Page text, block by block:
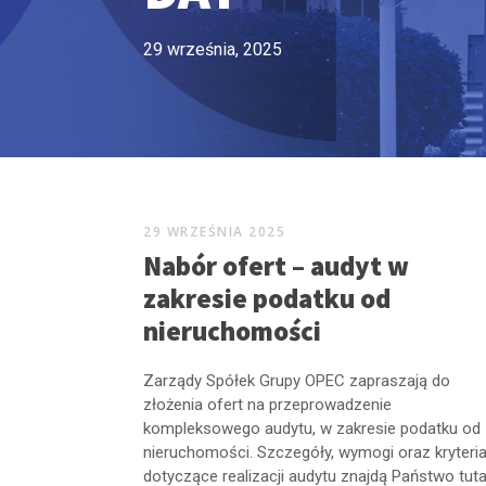
29 września, 2025
29 WRZEŚNIA 2025
Nabór ofert – audyt w
zakresie podatku od
nieruchomości
Zarządy Spółek Grupy OPEC zapraszają do
złożenia ofert na przeprowadzenie
kompleksowego audytu, w zakresie podatku od
nieruchomości. Szczegóły, wymogi oraz kryteria
dotyczące realizacji audytu znajdą Państwo